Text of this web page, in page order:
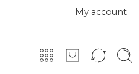
My account